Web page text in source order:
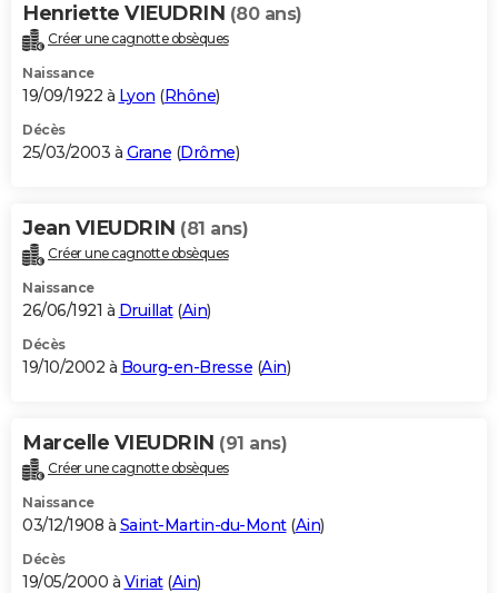
Henriette VIEUDRIN (80 ans)
Créer une cagnotte obsèques
Naissance
19/09/1922 à Lyon (Rhône)
Décès
25/03/2003 à Grane (Drôme)
Jean VIEUDRIN (81 ans)
Créer une cagnotte obsèques
Naissance
26/06/1921 à Druillat(Ain)
Décès
19/10/2002 à Bourg-en-Bresse (Ain)
Marcelle VIEUDRIN (91 ans)
Créer une cagnotte obsèques
Naissance
03/12/1908 à Saint-Martin-du-Mont(Ain)
Décès
19/05/2000 à Viriat(Ain)